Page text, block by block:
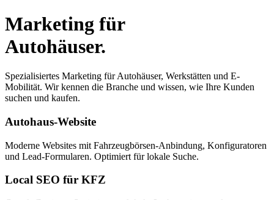
Marketing für
Autohäuser.
Spezialisiertes Marketing für Autohäuser, Werkstätten und E-
Mobilität. Wir kennen die Branche und wissen, wie Ihre Kunden
suchen und kaufen.
Autohaus-Website
Moderne Websites mit Fahrzeugbörsen-Anbindung, Konfiguratoren
und Lead-Formularen. Optimiert für lokale Suche.
Local SEO für KFZ